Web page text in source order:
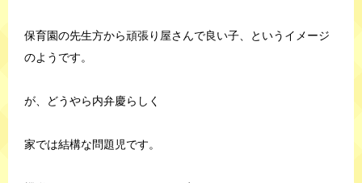
保育園の先生方から頑張り屋さんで良い子、というイメージ
のようです。
が、どうやら内弁慶らしく
家では結構な問題児です。